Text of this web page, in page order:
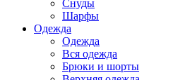
Снуды
Шарфы
Одежда
Одежда
Вся одежда
Брюки и шорты